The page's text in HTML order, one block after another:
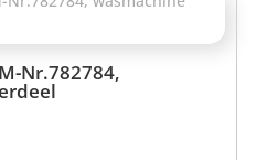
Nr.782784,